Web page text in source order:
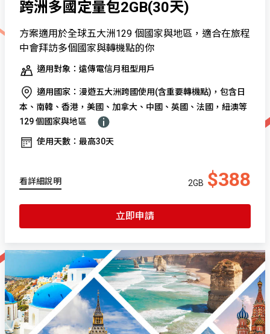
跨洲多國定量包2GB(30天)
方案適用於全球五大洲129 個國家與地區，適合在旅程
中會拜訪多個國家與轉機點的你
適用對象：遠傳電信月租型用戶
適用國家：漫遊五大洲跨國使用(含重要轉機點)，包含日
本、南韓、香港，美國、加拿大、中國、英國、法國，紐澳等
129 個國家與地區
使用天數：最高30天
看詳細說明 2GB $388
立即申請